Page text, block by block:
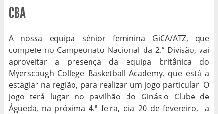
CBA
A nossa equipa sénior feminina GiCA/ATZ, que
compete no Campeonato Nacional da 2.ª Divisão, vai
aproveitar a presença da equipa britânica do
Myerscough College Basketball Academy, que está a
estagiar na região, para realizar um jogo particular. O
jogo terá lugar no pavilhão do Ginásio Clube de
Águeda, na próxima 4.ª feira, dia 20 de fevereiro, a